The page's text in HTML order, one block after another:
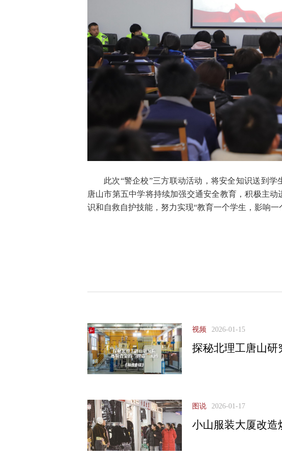
此次“警企校”三方联动活动，将安全知识送到
唐山市第五中学将持续加强交通安全教育，积极主
识和自救自护技能，努力实现“教育一个学生，影响一
视频 2026-01-15
探秘北理工唐山研
图说 2026-01-17
小山服装大厦改造